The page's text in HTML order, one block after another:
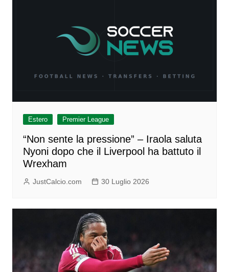
Estero Premier League
“Non sente la pressione” – Iraola saluta
Nyoni dopo che il Liverpool ha battuto il
Wrexham
JustCalcio.com 30 Luglio 2026